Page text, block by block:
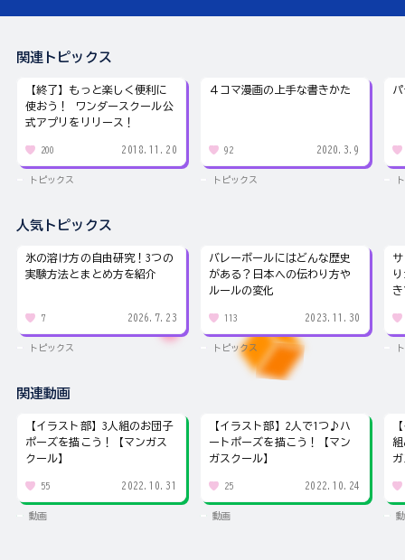
関連トピックス
【終了】もっと楽しく便利に
使おう！ ワンダースクール公
式アプリをリリース！
200 2018.11.20
トピックス
４コマ漫画の上手な書きかた
92 2020.3.9
トピックス
人気トピックス
氷の溶け方の自由研究！3つの
実験方法とまとめ方を紹介
7 2026.7.23
トピックス
バレーボールにはどんな歴史
がある？日本への伝わり方や
ルールの変化
113 2023.11.30
トピックス
関連動画
【イラスト部】3人組のお団子
ポーズを描こう！【マンガス
クール】
55 2022.10.31
動画
【イラスト部】2人で1つ♪ハ
ートポーズを描こう！【マン
ガスクール】
25 2022.10.24
動画
組